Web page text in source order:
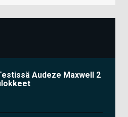
Audeze Maxwell 2